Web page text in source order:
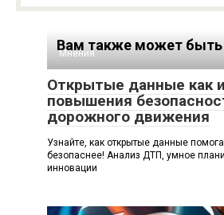
Вам также может быть
Мнения
Открытые данные как
повышения
дорожного движения
Узнайте, как открытые данные
безопаснее! Анализ ДТП, умное
инновации